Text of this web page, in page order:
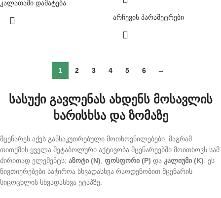
კალათაში დამატება
არჩევის პარამეტრები
1 2 3 4 5 6 →
სასუქი გავლენას ახდენს მოსავლის
ხარისხსა და ზომაზე
მცენარეს აქვს განსაკუთრებული მოთხოვნილებები, მაგრამ
თითქმის ყველა მეტაბოლური აქტივობა მცენარეებში მოითხოვს სამ
ძირითად ელემენტს; აზოტი (N) ფოსფორი (P) და კალიუმი (K) . ეს
ნივთიერებები საჭიროა სხვადასხვა რაოდენობით მცენარის
სიცოცხლის სხვადასხვა ეტაპზე.